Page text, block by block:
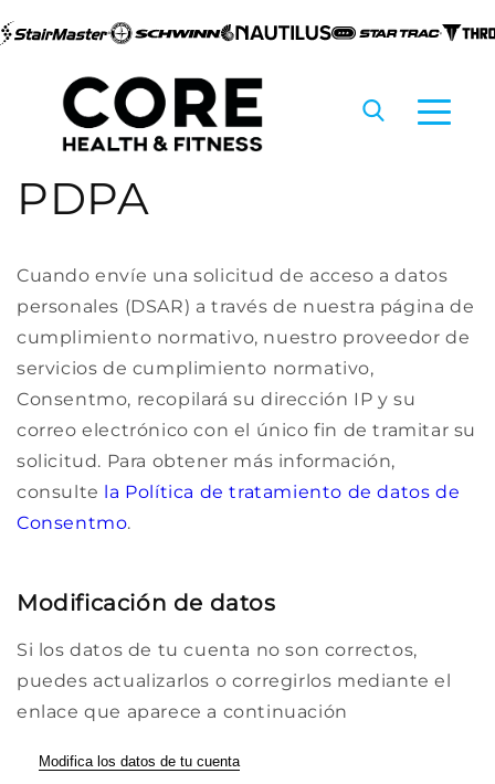
Ir al
contenido
PDPA
Cuando envíe una solicitud de acceso a datos
personales (DSAR) a través de nuestra página de
cumplimiento normativo, nuestro proveedor de
servicios de cumplimiento normativo,
Consentmo, recopilará su dirección IP y su
correo electrónico con el único fin de tramitar su
solicitud. Para obtener más información,
consulte la Política de tratamiento de datos de
Consentmo.
Modificación de datos
Si los datos de tu cuenta no son correctos,
puedes actualizarlos o corregirlos mediante el
enlace que aparece a continuación
Modifica los datos de tu cuenta